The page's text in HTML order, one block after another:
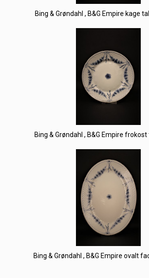
Bing & Grøndahl , B&G Empire kage
Bing & Grøndahl , B&G Empire frokost
Bing & Grøndahl , B&G Empire ovalt